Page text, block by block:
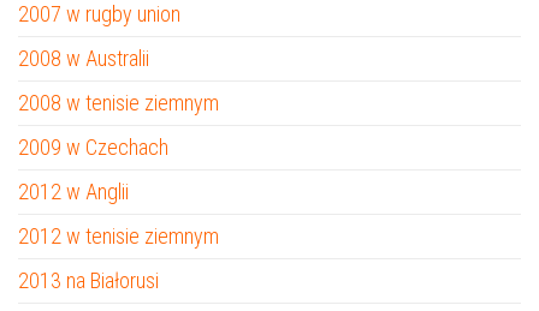
2007 w rugby union
2008 w Australii
2008 w tenisie ziemnym
2009 w Czechach
2012 w Anglii
2012 w tenisie ziemnym
2013 na Białorusi